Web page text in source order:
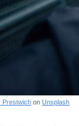
Prestwich on Unsplash